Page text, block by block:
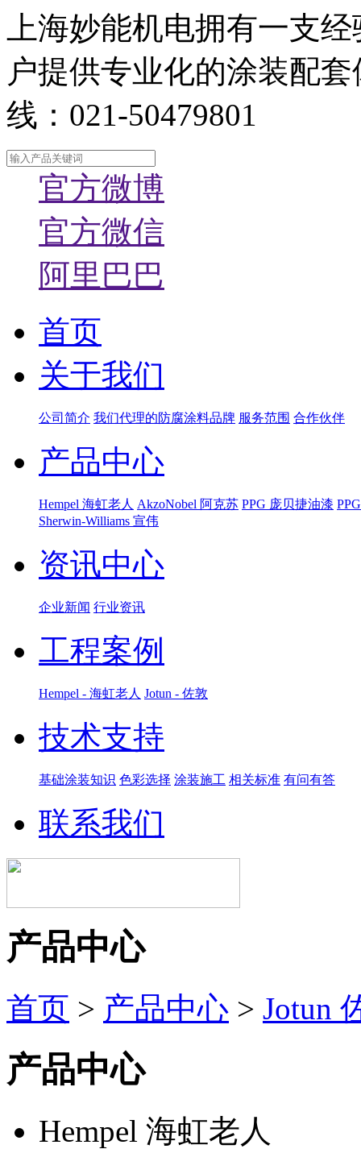
上海妙能机电拥有一支
户提供专业化的涂装配
线：021-50479801
官方微博
官方微信
阿里巴巴
首页
关于我们
公司简介 我们代理的防腐涂料品牌 服务范围 合作伙伴
产品中心
Hempel 海虹老人 AkzoNobel 阿克苏 PPG 庞贝捷油漆
Sherwin-Williams 宣伟
资讯中心
企业新闻 行业资讯
工程案例
Hempel - 海虹老人 Jotun - 佐敦
技术支持
基础涂装知识 色彩选择 涂装施工 相关标准 有问有答
联系我们
产品中心
首页 > 产品中心 > Jotun
产品中心
Hempel 海虹老人